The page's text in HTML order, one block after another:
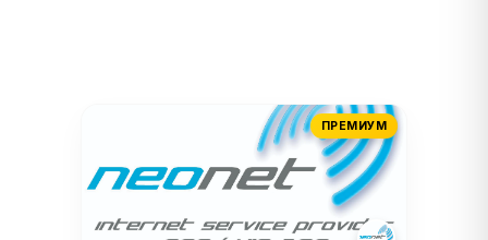
ПРЕМИУМ